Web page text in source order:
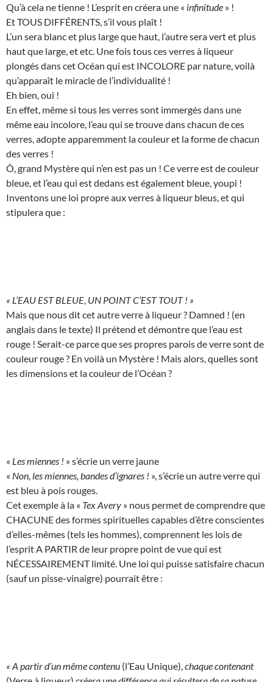
Qu’à cela ne tienne ! L’esprit en créera une « infinitude » !
Et TOUS DIFFÉRENTS, s’il vous plaît !
L’un sera blanc et plus large que haut, l’autre sera vert et plus
haut que large, et etc. Une fois tous ces verres à liqueur
plongés dans cet Océan qui est INCOLORE par nature, voilà
qu’apparaît le miracle de l’individualité !
Eh bien, oui !
En effet, même si tous les verres sont immergés dans une
même eau incolore, l’eau qui se trouve dans chacun de ces
verres, adopte apparemment la couleur et la forme de chacun
des verres !
Ô, grand Mystère qui n’en est pas un ! Ce verre est de couleur
bleue, et l’eau qui est dedans est également bleue, youpi !
Inventons une loi propre aux verres à liqueur bleus, et qui
stipulera que :
« L’EAU EST BLEUE, UN POINT C’EST TOUT ! »
Mais que nous dit cet autre verre à liqueur ? Damned ! (en
anglais dans le texte) Il prétend et démontre que l’eau est
rouge ! Serait-ce parce que ses propres parois de verre sont de
couleur rouge ? En voilà un Mystère ! Mais alors, quelles sont
les dimensions et la couleur de l’Océan ?
« Les miennes ! » s’écrie un verre jaune
« Non, les miennes, bandes d’ignares ! », s’écrie un autre verre qui
est bleu à pois rouges.
Cet exemple à la « Tex Avery » nous permet de comprendre que
CHACUNE des formes spirituelles capables d’être conscientes
d’elles-mêmes (tels les hommes), comprennent les lois de
l’esprit A PARTIR de leur propre point de vue qui est
NÉCESSAIREMENT limité. Une loi qui puisse satisfaire chacun
(sauf un pisse-vinaigre) pourrait être :
« A partir d’un même contenu (l’Eau Unique), chaque contenant